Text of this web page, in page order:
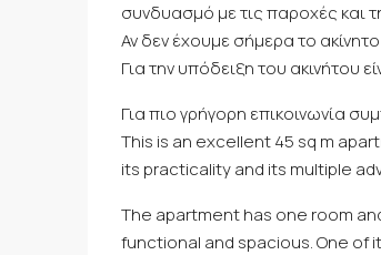
συνδυασμό με τις παροχές και
Αν δεν έχουμε σήμερα το
Για την υπόδειξη του ακινήτου
Για πιο γρήγορη επικοινωνία
This is an excellent 45 sq m
its practicality and its multiple
The apartment has one room
functional and spacious. One of